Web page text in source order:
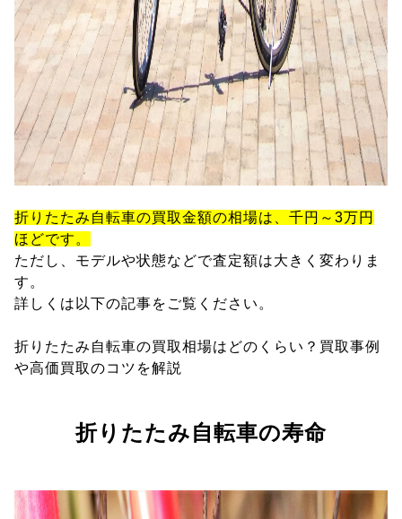
折りたたみ自転車の買取金額の相場は、千円～3万円
ほどです。
ただし、モデルや状態などで査定額は大きく変わりま
す。
詳しくは以下の記事をご覧ください。
折りたたみ自転車の買取相場はどのくらい？買取事例
や高価買取のコツを解説
折りたたみ自転車の寿命